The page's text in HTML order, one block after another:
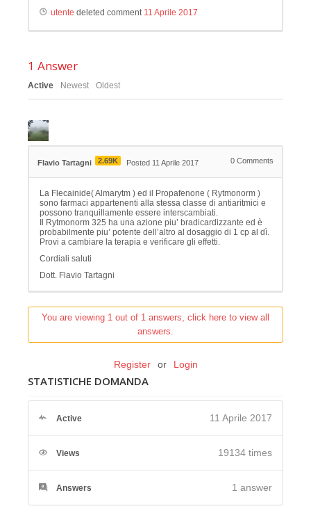
utente deleted comment 11 Aprile 2017
1 Answer
Active Newest Oldest
Flavio Tartagni 2.69K Posted 11 Aprile 2017 0 Comments
La Flecainide( Almarytm ) ed il Propafenone ( Rytmonorm )
sono farmaci appartenenti alla stessa classe di antiaritmici e
possono tranquillamente essere interscambiati.
Il Rytmonorm 325 ha una azione piu’ bradicardizzante ed è
probabilmente piu’ potente dell’altro al dosaggio di 1 cp al dì.
Provi a cambiare la terapia e verificare gli effetti.
Cordiali saluti
Dott. Flavio Tartagni
You are viewing 1 out of 1 answers, click here to view all
answers.
Register or Login
STATISTICHE DOMANDA
Active 11 Aprile 2017
Views 19134 times
Answers 1 answer